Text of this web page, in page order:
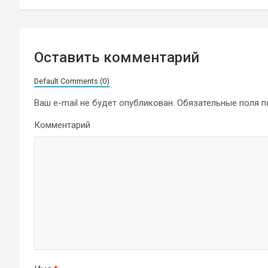
записям
Оставить комментарий
Default Comments (0)
Ваш e-mail не будет опубликован. Обязательные поля
Комментарий